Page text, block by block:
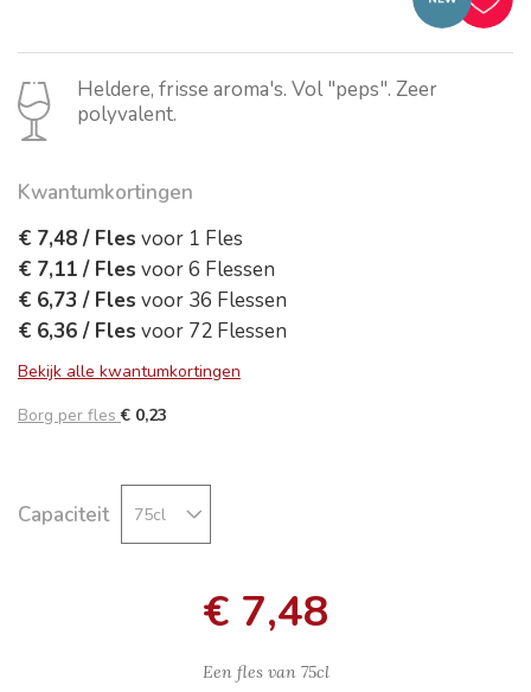
Heldere, frisse aroma's. Vol "peps". Zeer
polyvalent.
Capaciteit
Kwantumkortingen
€ 7,48 / Fles voor 1 Fles
€ 7,11 / Fles voor6 Flessen
€ 6,73 / Fles voor 36 Flessen
€ 6,36 / Fles voor 72 Flessen
Bekijk alle kwantumkortingen
Borg per fles € 0,23
€ 7,48
Een fles van 75cl